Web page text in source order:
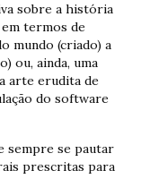
sobre a história
termos de
mundo (criado) a
ou, ainda, uma
arte erudita de
do software
sempre se pautar
prescritas para